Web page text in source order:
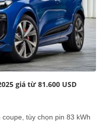
giá từ 81.600 USD
tùy chọn pin 83 kWh